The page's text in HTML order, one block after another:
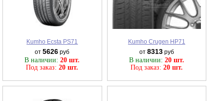
Kumho Ecsta PS71
от5626 руб
В наличии:20 шт.
Под заказ:20 шт.
Kumho Crugen HP71
от 8313руб
В наличии: 20 шт.
Под заказ: 20 шт.